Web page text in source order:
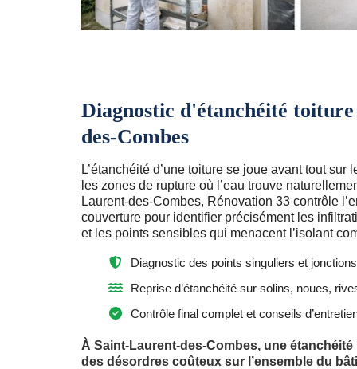
Diagnostic d'étanchéité
des-Combes
L’étanchéité d’une toiture se joue avant tout sur
les zones de rupture où l’eau trouve
Laurent-des-Combes, Rénovation 33 contrôle
couverture pour identifier précisément les
et les points sensibles qui menacent l’isolant
Diagnostic des points singuliers et
Reprise d’étanchéité sur solins, noues,
Contrôle final complet et conseils
À Saint-Laurent-des-Combes, une
des désordres coûteux sur l’ensemble du